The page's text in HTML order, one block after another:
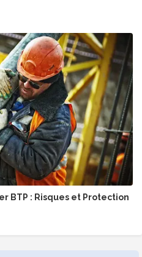
BTP : Risques et Protection